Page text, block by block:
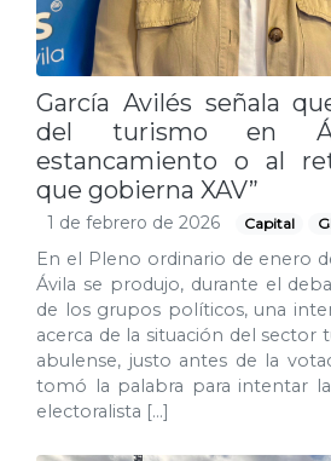
García Avilés señala
del turismo en
estancamiento o al
que gobierna XAV”
1 de febrero de 2026 Capital
En el Pleno ordinario de enero
Ávila se produjo, durante el
de los grupos políticos, una
acerca de la situación del sector
abulense, justo antes de la
tomó la palabra para intentar
electoralista […]